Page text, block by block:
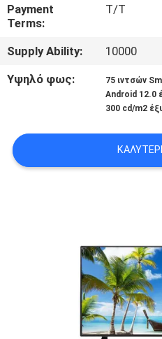
ΈΛΕΓΧΟΣ
ΕΠΙΚΟΙΝΩΝΉΣΤΕ
ΜΑΣ
ΕΙΔΉΣΕΙΣ
ΖΗΤΉΣΤΕ
ΠΡΟΣΦΟΡΆ
Payment
Terms:
T/T
Supply Ability:
10000
Υψηλό φως:
75 ιντσών
Android 12.0
300 cd/m2